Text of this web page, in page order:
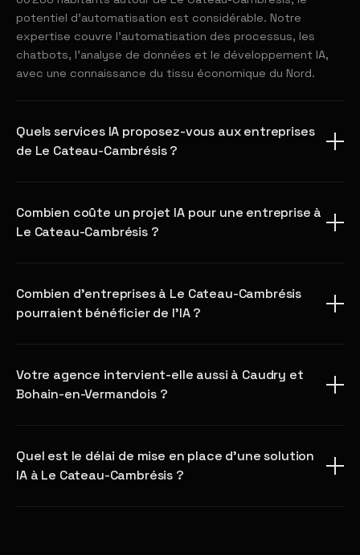
potentiel d'automatisation est considérable. Notre
expertise couvre l'automatisation des processus, les
chatbots, l'analyse de données et le développement IA,
avec une connaissance du tissu économique du Nord.
Quels services IA proposez-vous aux entreprises
de Le Cateau-Cambrésis ?
Combien coûte un projet IA pour une entreprise à
Le Cateau-Cambrésis ?
Combien d'entreprises à Le Cateau-Cambrésis
pourraient bénéficier de l'IA ?
Votre agence intervient-elle aussi à Caudry et
Bohain-en-Vermandois ?
Quel est le délai de mise en place d'une solution
IA à Le Cateau-Cambrésis ?